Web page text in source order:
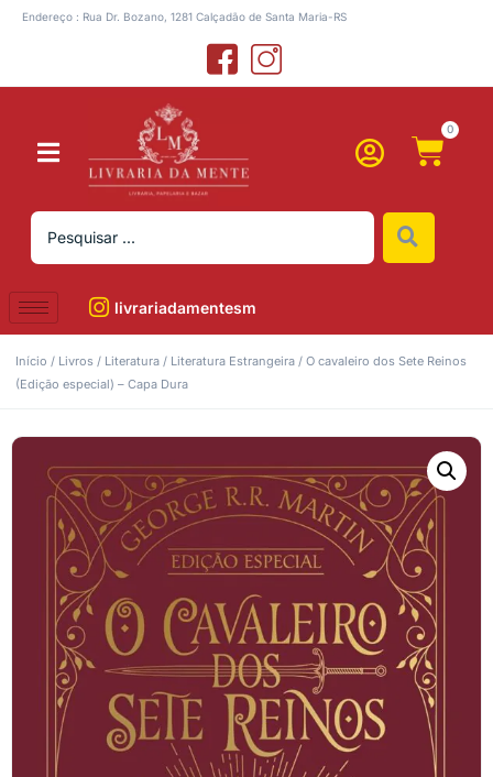
Endereço : Rua Dr. Bozano, 1281 Calçadão de Santa Maria-RS
0
livrariadamentesm
Início / Livros / Literatura / Literatura Estrangeira / O cavaleiro dos Sete Reinos
(Edição especial) – Capa Dura